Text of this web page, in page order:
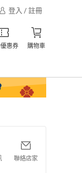
登入 / 註冊
惠券 購物車
聯絡店家